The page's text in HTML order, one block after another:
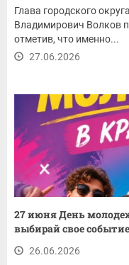
Глава городского
Владимирович Волков
отметив, что именно...
27.06.2026
27 июня День
выбирай свое
26.06.2026